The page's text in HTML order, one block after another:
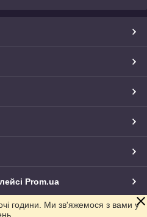
Prom.ua
години. Ми зв'яжемося з вами у